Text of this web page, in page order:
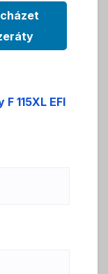
115XL EFI